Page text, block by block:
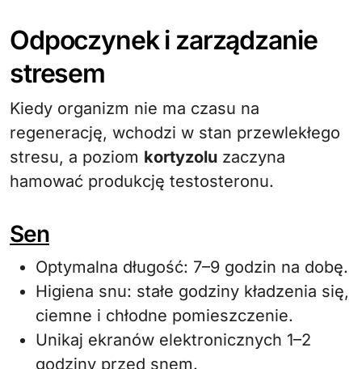
Odpoczynek i zarządzanie
stresem
Kiedy organizm nie ma czasu na
regenerację, wchodzi w stan przewlekłego
stresu, a poziom kortyzolu zaczyna
hamować produkcję testosteronu.
Sen
Optymalna długość: 7–9 godzin na dobę.
Higiena snu: stałe godziny kładzenia się,
ciemne i chłodne pomieszczenie.
Unikaj ekranów elektronicznych 1–2
godziny przed snem.